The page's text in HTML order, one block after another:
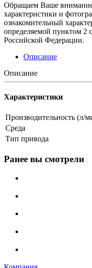
Обращаем Ваше
характеристики и
ознакомительный
определяемой пунктом 2
Российской Федерации.
Описание
Описание
Характеристики
Производительность (л/
Среда
Тип привода
Ранее вы смотрели